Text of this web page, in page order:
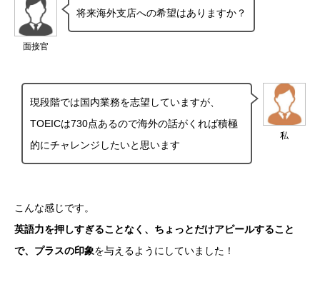
面接官
将来海外支店への希望はありますか？
私
現段階では国内業務を志望していますが、
TOEICは730点あるので海外の話がくれば積極
的にチャレンジしたいと思います
こんな感じです。
英語力を押しすぎることなく、ちょっとだけアピールすること
で、プラスの印象を与えるようにしていました！